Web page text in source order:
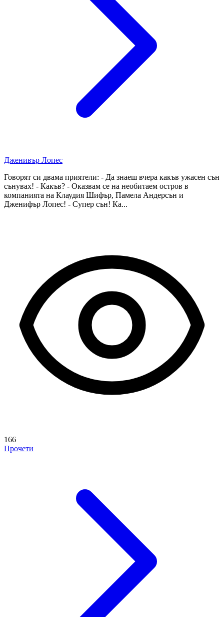
Дженивър Лопес
Говорят си двама приятели: - Да знаеш вчера какъв ужасен сън
сънувах! - Какъв? - Оказвам се на необитаем остров в
компанията на Клаудия Шифър, Памела Андерсън и
Дженифър Лопес! - Супер сън! Ка...
166
Прочети